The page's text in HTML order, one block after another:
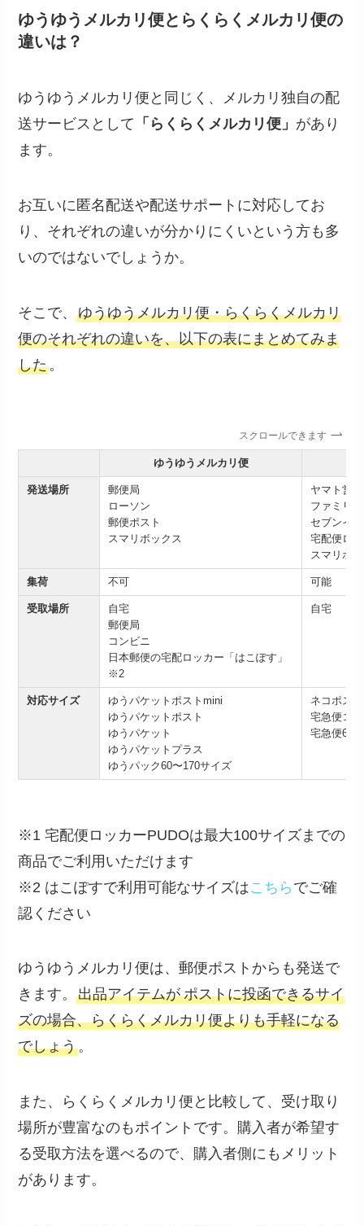
ゆうゆうメルカリ便とらくらくメルカリ便の
違いは？
ゆうゆうメルカリ便と同じく、メルカリ独自の配
送サービスとして 「らくらくメルカリ便」 があり
ます。
お互いに匿名配送や配送サポートに対応してお
り、それぞれの違いが分かりにくいという方も多
いのではないでしょうか。
そこで、ゆうゆうメルカリ便・らくらくメルカリ
便のそれぞれの違いを、以下の表にまとめてみま
した。
スクロールできます
ゆうゆうメルカリ便
発送場所
郵便局
ローソン
郵便ポスト
スマリボックス
ヤマト営
ファミリ
セブンイ
宅配便ロ
スマリボ
集荷 不可 可能
受取場所
自宅
郵便局
コンビニ
日本郵便の宅配ロッカー「はこぽす」
※2
自宅
対応サイズ
ゆうパケットポストmini
ゆうパケットポスト
ゆうパケット
ゆうパケットプラス
ゆうパック60〜170サイズ
ネコポス
宅急便コ
宅急便60
※1 宅配便ロッカーPUDOは最大100サイズまでの
商品でご利用いただけます
※2 はこぽすで利用可能なサイズはこちら でご確
認ください
ゆうゆうメルカリ便は、郵便ポストからも発送で
きます。出品アイテムが ポストに投函できるサイ
ズの場合、らくらくメルカリ便よりも手軽になる
でしょう。
また、らくらくメルカリ便と比較して、受け取り
場所が豊富なのもポイントです。購入者が希望す
る受取方法を選べるので、購入者側にもメリット
があります。